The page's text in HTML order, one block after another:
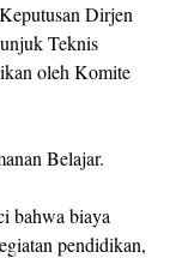
Dirjen
Teknis
oleh Komite
Belajar.
bahwa biaya
pendidikan,